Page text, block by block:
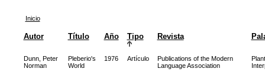
Inicio
Autor Título Año Tipo Revista
Dunn, Peter
Norman
Pleberio's
World
1976 Artículo
Publications of the Modern
Language Association